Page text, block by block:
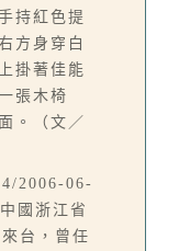
持紅色提
方身穿白
掛著佳能
張木椅
。（文／
2006-06-
國浙江省
台，曾任